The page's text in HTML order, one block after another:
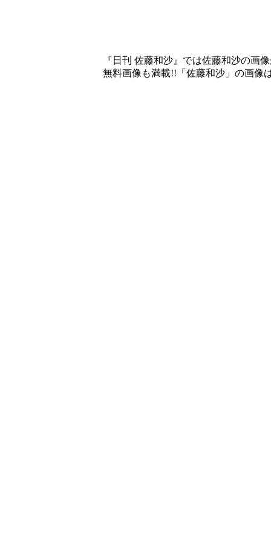
『日刊 佐藤和沙』では佐藤和沙の画
無料画像も満載!!「佐藤和沙」の画像